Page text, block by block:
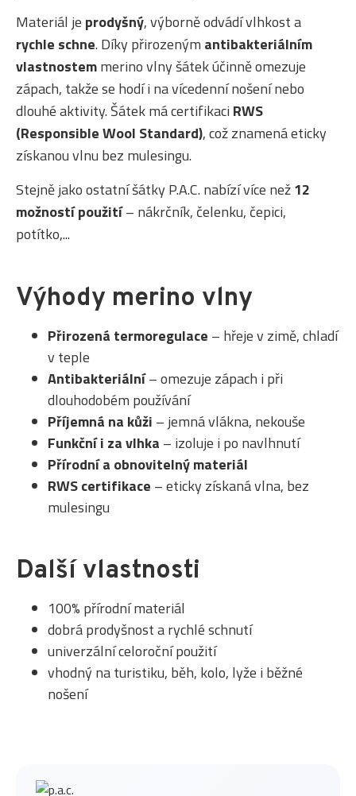
Materiál je prodyšný, výborně odvádí vlhkost a
rychle schne. Díky přirozeným antibakteriálním
vlastnostemmerino vlny šátek účinně omezuje
zápach, takže se hodí i na vícedenní nošení nebo
dlouhé aktivity. Šátek má certifikaci RWS
(Responsible Wool Standard), což znamená eticky
získanou vlnu bez mulesingu.
Stejně jako ostatní šátky P.A.C. nabízí více než12
možností použití– nákrčník, čelenku, čepici,
potítko,...
Výhody merino vlny
Přirozená termoregulace – hřeje v zimě, chladí
v teple
Antibakteriální– omezuje zápach i při
dlouhodobém používání
Příjemná na kůži – jemná vlákna, nekouše
Funkční i za vlhka – izoluje i po navlhnutí
Přírodní a obnovitelný materiál
RWS certifikace – eticky získaná vlna, bez
mulesingu
Další vlastnosti
100% přírodní materiál
dobrá prodyšnost a rychlé schnutí
univerzální celoroční použití
vhodný na turistiku, běh, kolo, lyže i běžné
nošení